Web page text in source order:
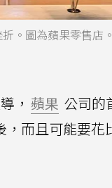
。圖為蘋果零售店
， 蘋果 公司的
而且可能要